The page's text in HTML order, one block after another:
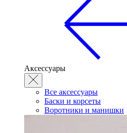
Аксессуары
Все аксессуары
Баски и корсеты
Воротники и манишки